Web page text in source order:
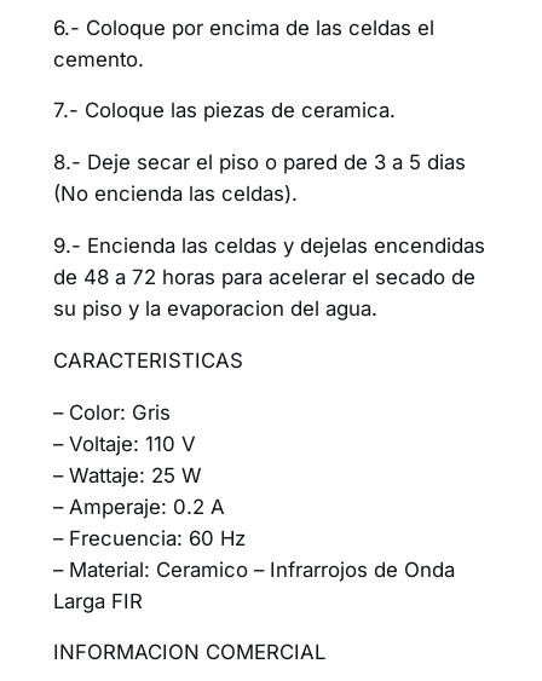
6.- Coloque por encima de las celdas el
cemento.
7.- Coloque las piezas de ceramica.
8.- Deje secar el piso o pared de 3 a 5 dias
(No encienda las celdas).
9.- Encienda las celdas y dejelas encendidas
de 48 a 72 horas para acelerar el secado de
su piso y la evaporacion del agua.
CARACTERISTICAS
– Color: Gris
– Voltaje: 110 V
– Wattaje: 25 W
– Amperaje: 0.2 A
– Frecuencia: 60 Hz
– Material: Ceramico – Infrarrojos de Onda
Larga FIR
INFORMACION COMERCIAL